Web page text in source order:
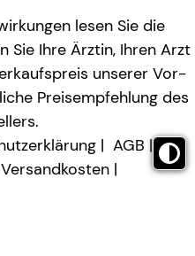
lesen Sie die
Sie Ihre Ärztin, Ihren Arzt
unserer Vor-
Preisempfehlung des
AGB
Versandkosten